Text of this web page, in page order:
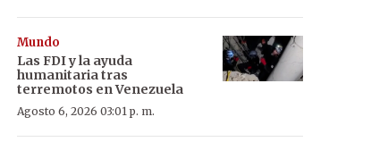
Mundo
Las FDI y la ayuda
humanitaria tras
terremotos en Venezuela
Agosto 6, 2026 03:01 p. m.